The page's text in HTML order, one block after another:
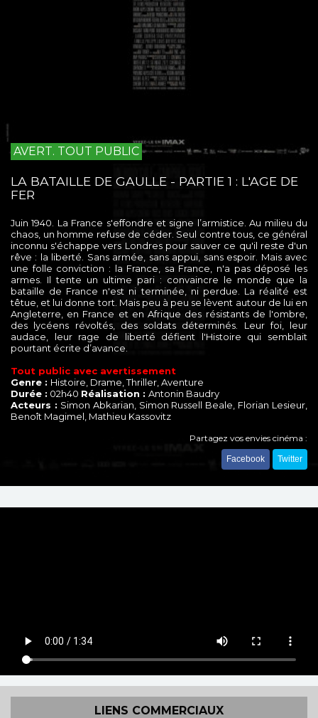
AVERT. TOUT PUBLIC
LA BATAILLE DE GAULLE - PARTIE 1 : L'AGE DE
FER
Juin 1940. La France s'effondre et signe l’armistice. Au milieu du
chaos, un homme refuse de céder. Seul contre tous, ce général
inconnu s'échappe vers Londres pour sauver ce qu'il reste d'un
rêve : la liberté. Sans armée, sans appui, sans espoir. Mais avec
une folle conviction : la France, sa France, n'a pas déposé les
armes. Il tente un ultime pari : convaincre le monde que la
bataille de France n'est ni terminée, ni perdue. La réalité est
têtue, et lui donne tort. Mais peu à peu se lèvent autour de lui en
Angleterre, en France et en Afrique des résistants de l'ombre,
des lycéens révoltés, des soldats déterminés. Leur foi, leur
audace, leur rage de liberté défient l'Histoire qui semblait
pourtant écrite d’avance.
Tout public avec avertissement
Genre : Histoire, Drame, Thriller, Aventure
Durée : 02h40 Réalisation : Antonin Baudry
Acteurs : Simon Abkarian, Simon Russell Beale, Florian Lesieur,
Benoît Magimel, Mathieu Kassovitz
Partagez vos envies cinéma :
Facebook Twitter
LIENS COMMERCIAUX